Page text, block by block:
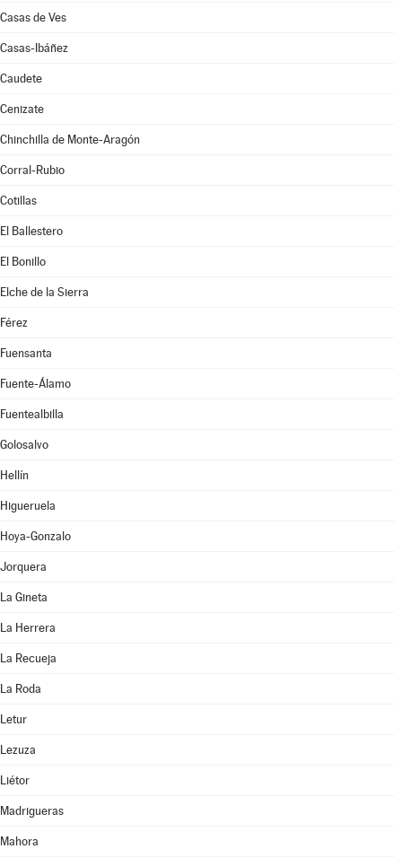
Casas de Ves
Casas-Ibáñez
Caudete
Cenizate
Chinchilla de Monte-Aragón
Corral-Rubio
Cotillas
El Ballestero
El Bonillo
Elche de la Sierra
Férez
Fuensanta
Fuente-Álamo
Fuentealbilla
Golosalvo
Hellín
Higueruela
Hoya-Gonzalo
Jorquera
La Gineta
La Herrera
La Recueja
La Roda
Letur
Lezuza
Liétor
Madrigueras
Mahora